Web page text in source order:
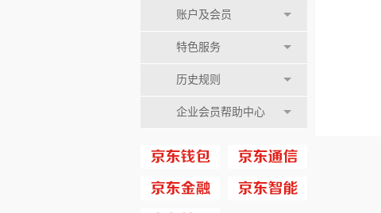
账户及会员
特色服务
历史规则
企业会员帮助中心